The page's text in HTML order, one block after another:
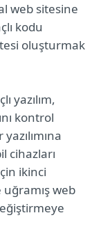
web sitesine
kodu
oluşturmak
yazılım,
kontrol
cihazları
ikinci
web